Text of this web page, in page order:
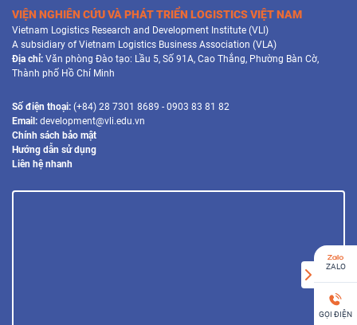
VIỆN NGHIÊN CỨU VÀ PHÁT TRIỂN LOGISTICS VIỆT NAM
Vietnam Logistics Research and Development Institute (VLI)
A subsidiary of Vietnam Logistics Business Association (VLA)
Địa chỉ: Văn phòng Đào tạo: Lầu 5, Số 91A, Cao Thắng, Phường Bàn Cờ,
Thành phố Hồ Chí Minh
Số điện thoại: (+84) 28 7301 8689 - 0903 83 81 82
Email: development@vli.edu.vn
Chính sách bảo mật
Hướng dẫn sử dụng
Liên hệ nhanh
ZALO
GỌI ĐIỆN